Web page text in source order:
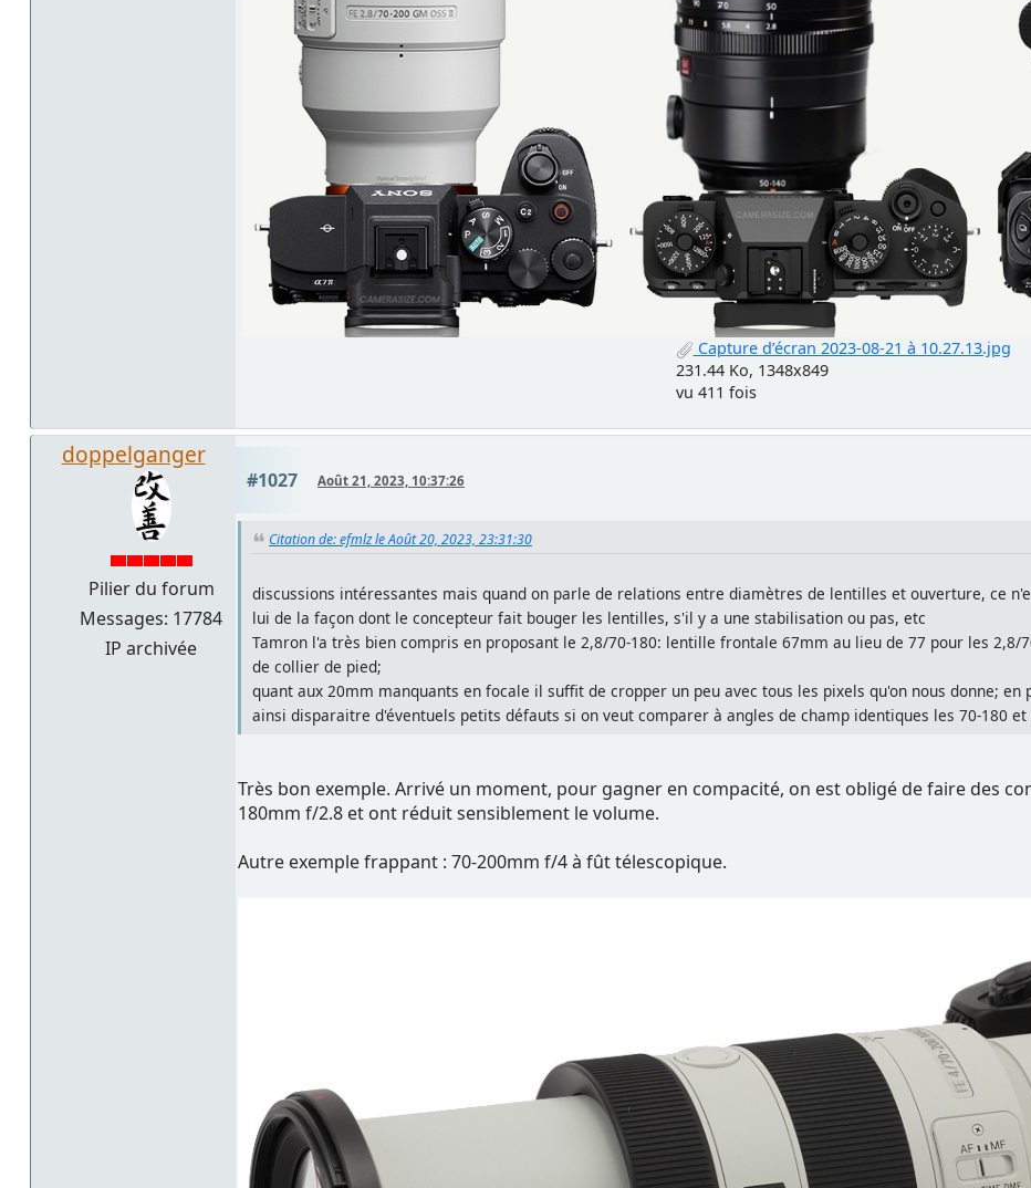
Capture d’écran 2023-08-21 à 10.27.13.jpg
231.44 Ko, 1348x849
vu 411 fois
doppelganger
Pilier du forum
Messages: 17784
IP archivée
#1027 Août 21, 2023, 10:37:26
Citation de: efmlz le Août 20, 2023, 23:31:30
discussions intéressantes mais quand on parle de relations entre diamètres de lentilles et ouverture, ce
lui de la façon dont le concepteur fait bouger les lentilles, s'il y a une stabilisation ou pas, etc
Tamron l'a très bien compris en proposant le 2,8/70-180: lentille frontale 67mm au lieu de 77 pour les
de collier de pied;
quant aux 20mm manquants en focale il suffit de cropper un peu avec tous les pixels qu'on nous donne;
ainsi disparaitre d'éventuels petits défauts si on veut comparer à angles de champ identiques les 70-180 et
Très bon exemple. Arrivé un moment, pour gagner en compacité, on est obligé de faire des
180mm f/2.8 et ont réduit sensiblement le volume.
Autre exemple frappant : 70-200mm f/4 à fût télescopique.